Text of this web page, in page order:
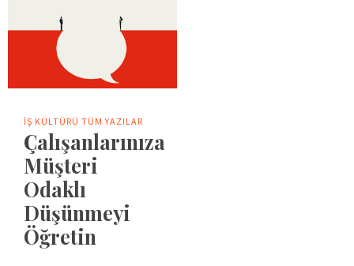
İŞ KÜLTÜRÜ TÜM YAZILAR
Çalışanlarınıza
Müşteri
Odaklı
Düşünmeyi
Öğretin